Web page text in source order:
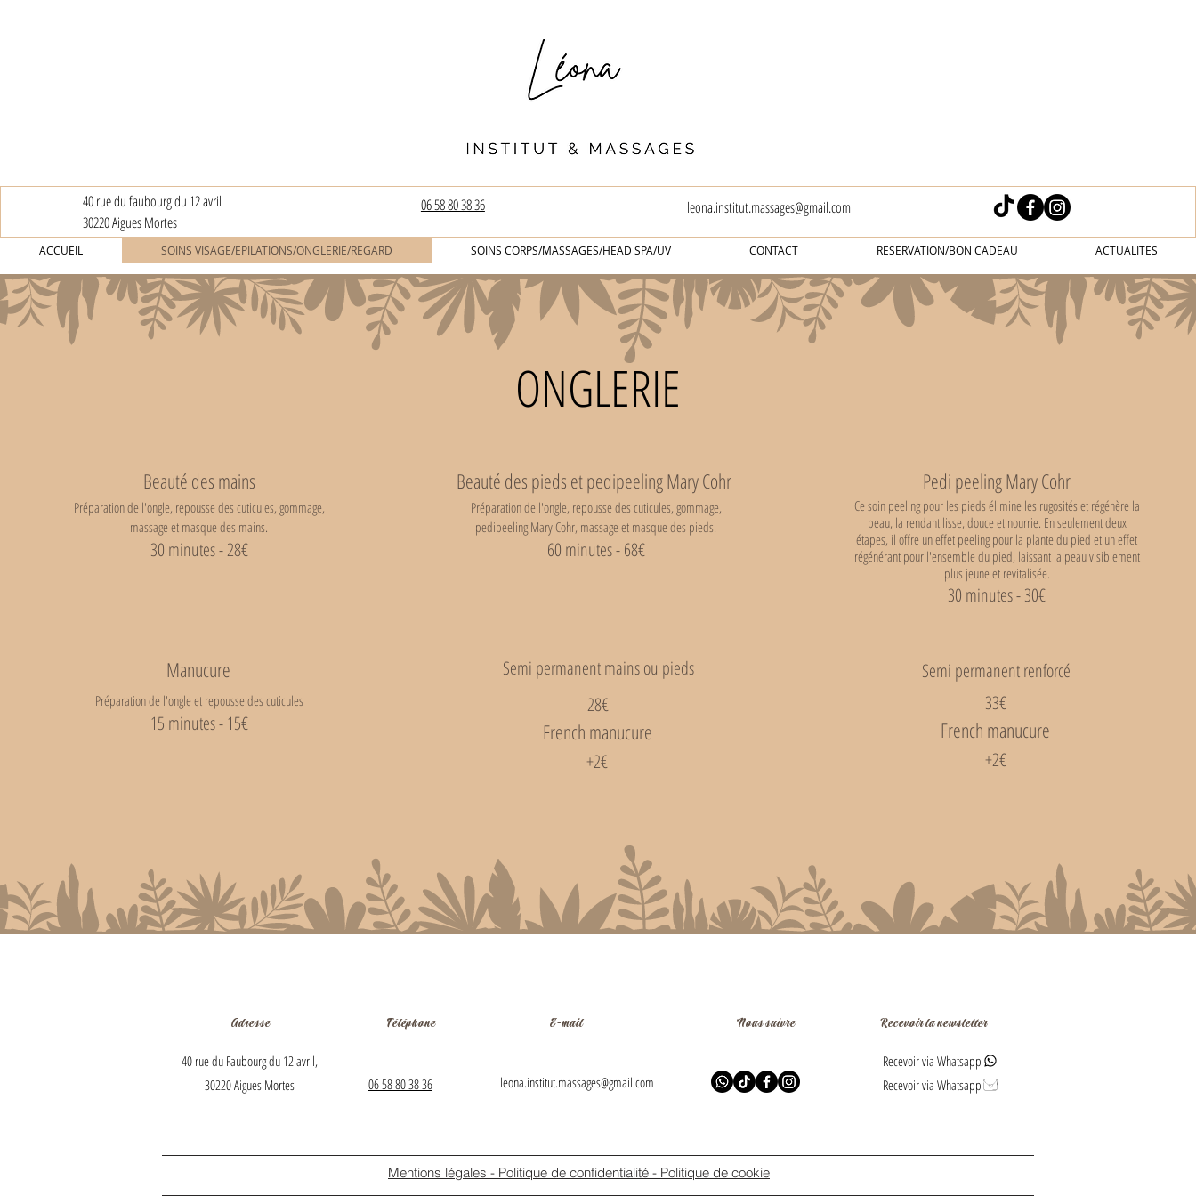
40 rue du faubourg du 12 avril
30220 Aigues Mortes
06 58 80 38 36 leona.institut.massages@gmail.com
ACCUEIL SOINS VISAGE/EPILATIONS/ONGLERIE/REGARD SOINS CORPS/MASSAGES/HEAD SPA/UV CONTACT RESERVATION/BON CADEAU ACTUALITES
ONGLERIE
Beauté des mains
Préparation de l'ongle, repousse des cuticules, gommage,
massage et masque des mains.
30 minutes - 28€
Manucure
Préparation de l'ongle et repousse des cuticules
15 minutes - 15€
Beauté des pieds et pedipeeling Mary Cohr
Préparation de l'ongle, repousse des cuticules, gommage,
pedipeeling Mary Cohr, massage et masque des pieds.
60 minutes - 68€
Semi permanent mains ou pieds
28€
French manucure
+2€
Pedi peeling Mary Cohr
Ce soin peeling pour les pieds élimine les rugosités et régénère la
peau, la rendant lisse, douce et nourrie. En seulement deux
étapes, il offre un effet peeling pour la plante du pied et un effet
régénérant pour l'ensemble du pied, laissant la peau visiblement
plus jeune et revitalisée.
30 minutes - 30€
Semi permanent renforcé
33€
French manucure
+2€
Adresse
40 rue du Faubourg du 12 avril,
30220 Aigues Mortes
Téléphone
06 58 80 38 36
E-mail
leona.institut.massages@gmail.com
Nous suivre Recevoir la newsletter
Recevoir via Whatsapp
Recevoir via Whatsapp
Mentions légales - Politique de confidentialité - Politique de cookie